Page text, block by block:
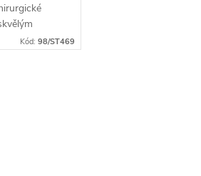
kolekce
Kód: 98/ST469